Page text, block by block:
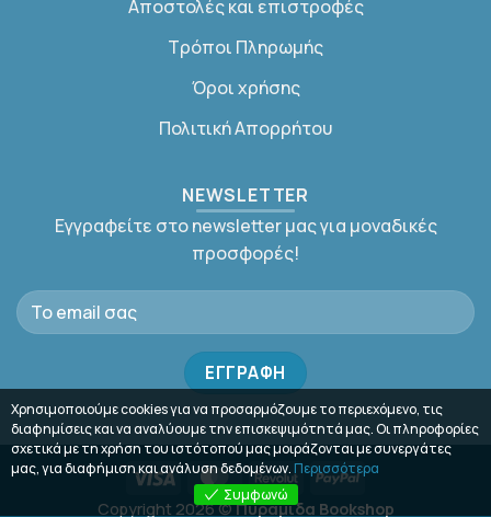
Αποστολές και επιστροφές
Τρόποι Πληρωμής
Όροι χρήσης
Πολιτική Απορρήτου
NEWSLETTER
Εγγραφείτε στο newsletter μας για μοναδικές
προσφορές!
Visa MasterCardRevolutPayPal
Copyright 2026 ©Πυραμίδα Bookshop
Χρησιμοποιούμε cookies για να προσαρμόζουμε το περιεχόμενο, τις
διαφημίσεις και να αναλύουμε την επισκεψιμότητά μας. Οι πληροφορίες
σχετικά με τη χρήση του ιστότοπού μας μοιράζονται με συνεργάτες
μας, για διαφήμιση και ανάλυση δεδομένων. Περισσότερα
Συμφωνώ